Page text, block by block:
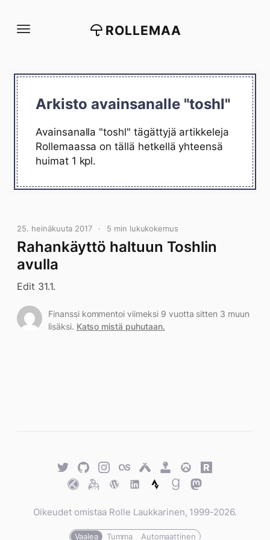
suoraan
ROLLEMAA
Arkisto avainsanalle "toshl"
Avainsanalla "toshl" tägättyjä artikkeleja
Rollemaassa on tällä hetkellä yhteensä
huimat 1 kpl.
25. heinäkuuta 2017 5 min lukukokemus
Rahankäyttö haltuun Toshlin
avulla
Edit 31.1.
Finanssi kommentoi viimeksi 9 vuotta sitten 3 muun
lisäksi. Katso mistä puhutaan.
TwitterGitHubTwitterLast.fmUntappd
Retro
Achievements
Overwatch
Rawg.io
TraktKeybaseWordPress
WordPress
StravaGoodreads
Mastodon
Oikeudet omistaa Rolle Laukkarinen, 1999-2026.
Vaalea Tumma Automaattinen